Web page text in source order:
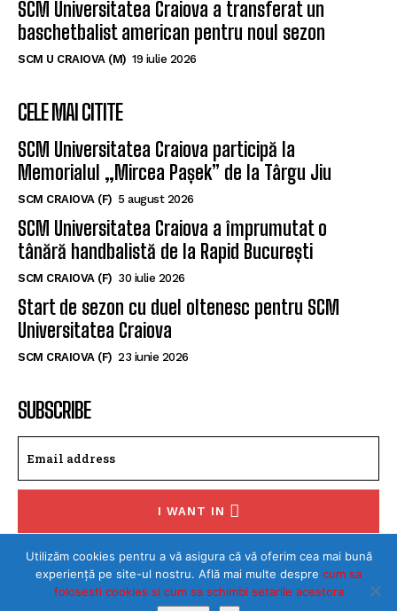
SCM Universitatea Craiova a transferat un
baschetbalist american pentru noul sezon
SCM U CRAIOVA (M) 19 iulie 2026
CELE MAI CITITE
SCM Universitatea Craiova participă la
Memorialul „Mircea Pașek” de la Târgu Jiu
SCM CRAIOVA (F) 5 august 2026
SCM Universitatea Craiova a împrumutat o
tânără handbalistă de la Rapid București
SCM CRAIOVA (F) 30 iulie 2026
Start de sezon cu duel oltenesc pentru SCM
Universitatea Craiova
SCM CRAIOVA (F) 23 iunie 2026
SUBSCRIBE
I WANT IN
I've read and accept thePrivacy Policy.
Utilizăm cookies pentru a vă asigura că vă oferim cea mai bună
experiență pe site-ul nostru. Află mai multe despre cum sa
folosesti cookies si cum sa schimbi setarile acestora